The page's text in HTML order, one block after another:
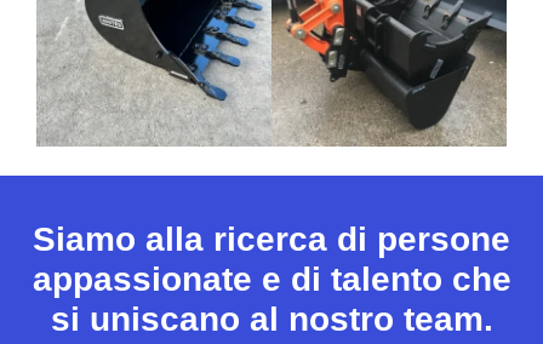
Siamo alla ricerca di persone
appassionate e di talento che
si uniscano al nostro team.